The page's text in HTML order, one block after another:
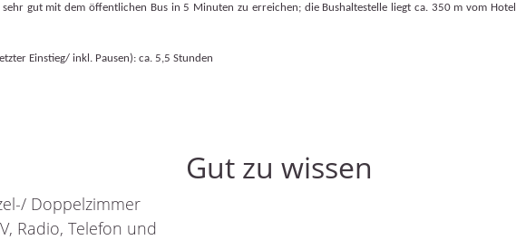
sehr gut mit dem öffentlichen Bus in 5 Minuten zu erreichen; die Bushaltestelle liegt ca. 350 m vom Hotel
Einstieg/ inkl. Pausen): ca. 5,5 Stunden
Doppelzimmer
Radio, Telefon und
Gut zu wissen